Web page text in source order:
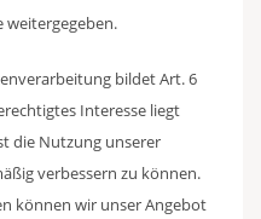
weitergegeben.
bildet Art. 6
Interesse liegt
die Nutzung unserer
verbessern zu können.
können wir unser Angebot